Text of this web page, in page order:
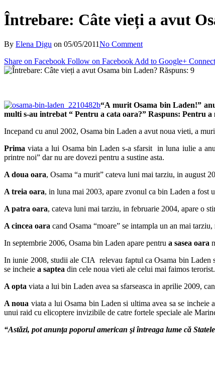
Întrebare: Câte vieți a avut
By Elena Digu on 05/05/2011No Comment
Share on Facebook Follow on Facebook Add to Google+
“A murit Osama bin Laden!”
multi s-au intrebat “ Pentru a cata oara?” Raspuns: Pentru a
Incepand cu anul 2002, Osama bin Laden a avut noua vieti, a
Prima viata a lui Osama bin Laden s-a sfarsit in luna iulie a
printre noi” dar nu are dovezi pentru a sustine asta.
A doua oara, Osama “a murit” cateva luni mai tarziu, in august
A treia oara, in luna mai 2003, apare zvonul ca bin Laden a
A patra oara, cateva luni mai tarziu, in februarie 2004, apare o
A cincea oara cand Osama “moare” se intampla un an mai
In septembrie 2006, Osama bin Laden apare pentru a sasea oara
In iunie 2008, studii ale CIA relevau faptul ca Osama bin Laden
se incheie a saptea din cele noua vieti ale celui mai faimos terorist.
A opta viata a lui bin Laden avea sa sfarseasca in aprilie 2009,
A noua viata a lui Osama bin Laden si ultima avea sa se
unui raid cu elicoptere invizibile de catre fortele speciale ale
“Astăzi, pot anunţa poporul american şi întreaga lume că